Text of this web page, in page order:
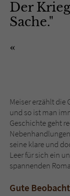
Der
Sache."
Meiser erzählt die
und so ist man
Geschichte geht
seine klare und
Leer für sich ein
spannenden
Gute